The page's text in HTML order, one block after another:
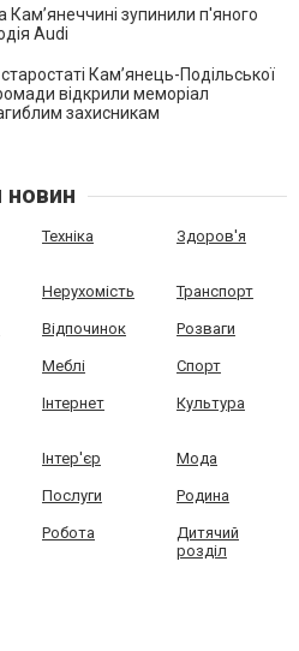
Камʼянеччині зупинили п'яного
Audi
Кам’янець-Подільської
відкрили меморіал
захисникам
новин
Техніка Здоров'я
Нерухомість Транспорт
Відпочинок Розваги
Меблі Спорт
Інтернет Культура
Інтер'єр Мода
Послуги Родина
Робота
Дитячий
розділ